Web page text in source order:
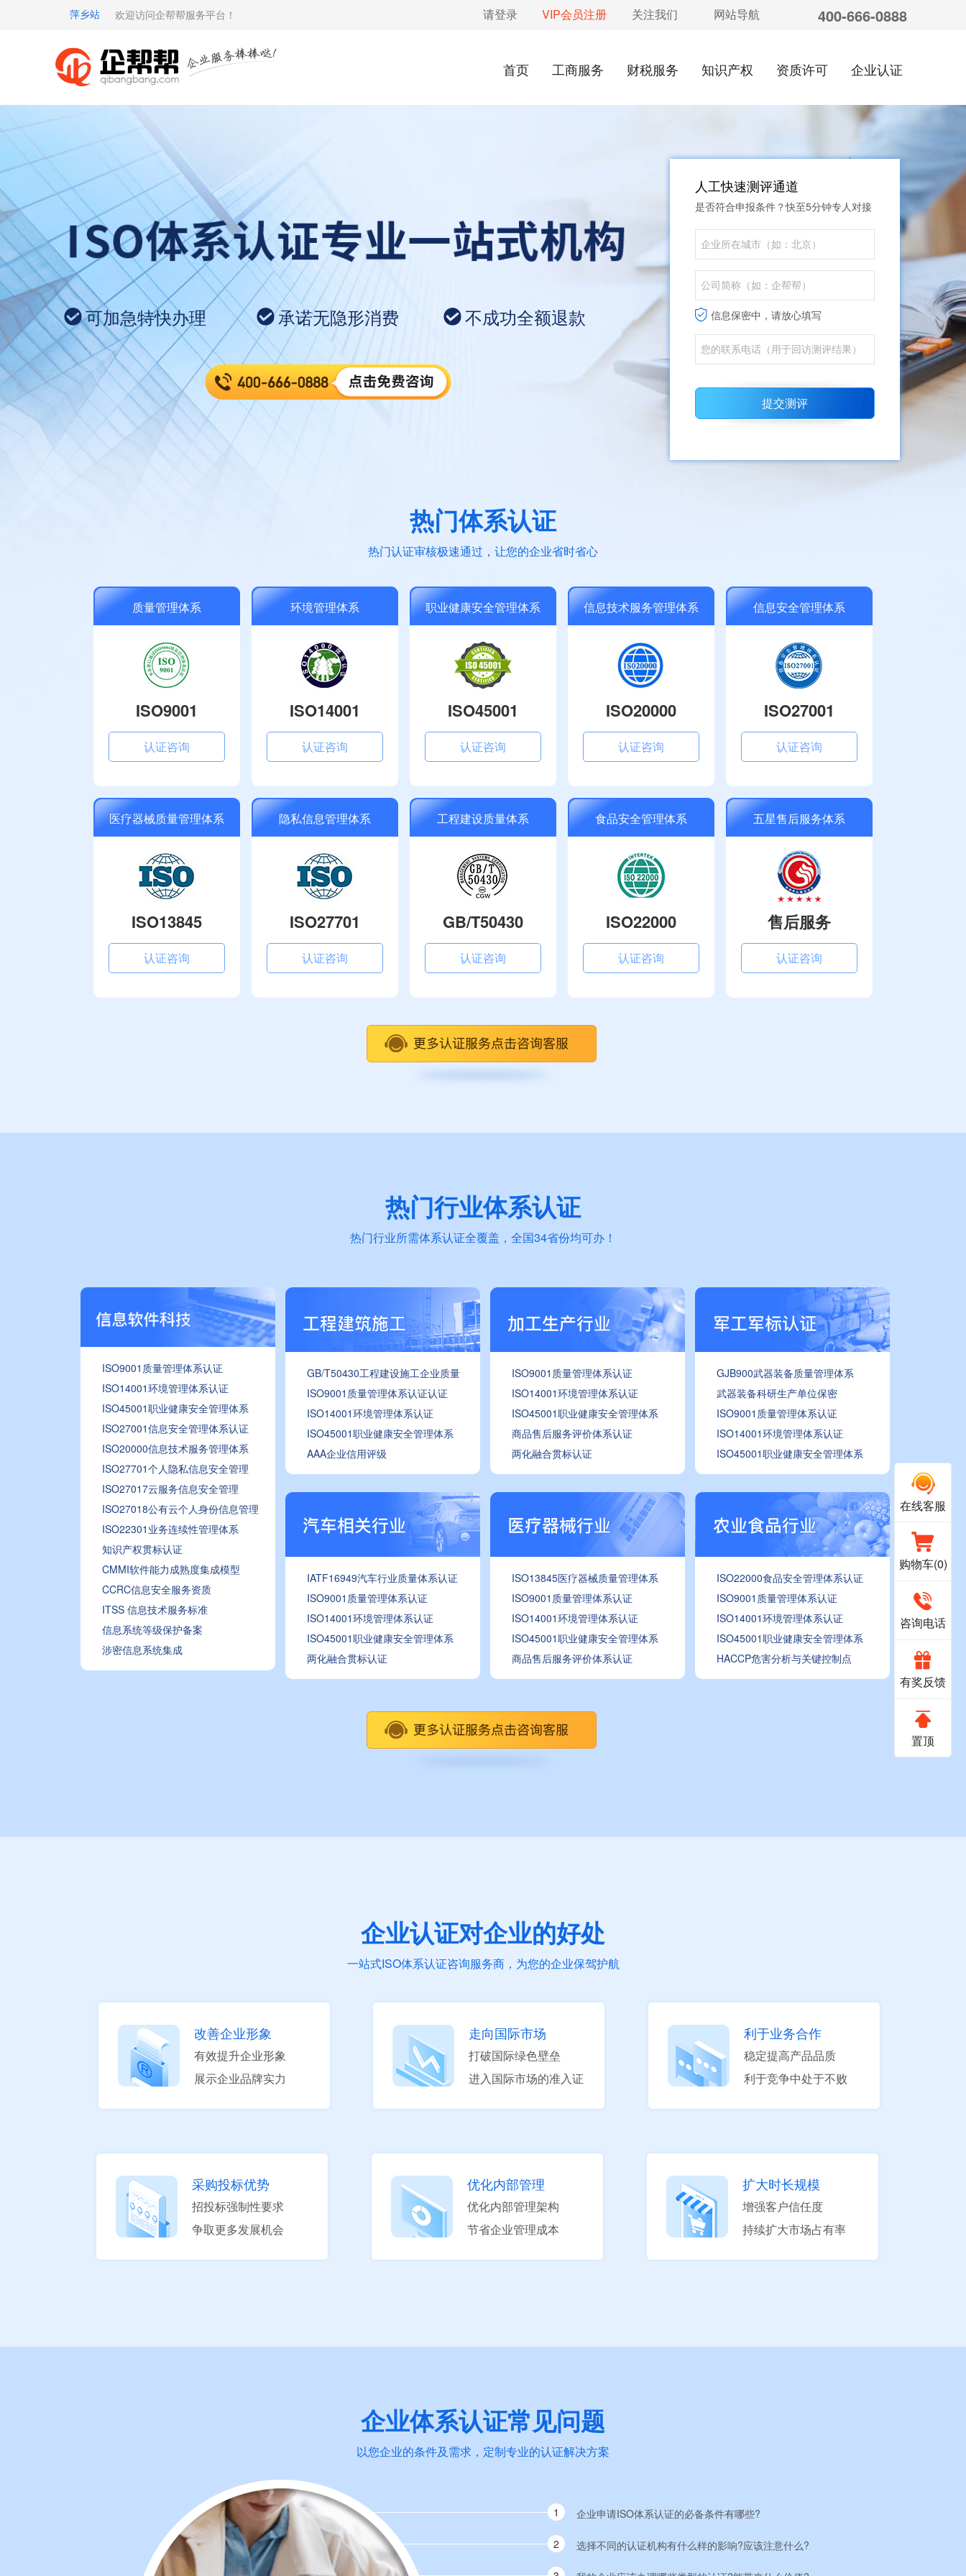
在线客服
购物车(0)
400-
666-
0888
咨询电话
谢
有奖反馈
置顶
萍乡站 欢迎访问企帮帮服务平台！ 请登录 VIP会员注册 关注我们 网站导航 400-666-0888
首页 工商服务 财税服务 知识产权 资质许可 企业认证
可加急特快办理 承诺无隐形消费 不成功全额退款
人工快速测评通道
是否符合申报条件？快至5分钟专人对接
信息保密中，请放心填写
提交测评
热门体系认证
热门认证审核极速通过，让您的企业省时省心
质量管理体系
ISO9001
认证咨询
环境管理体系
ISO14001
认证咨询
职业健康安全管理体系
ISO45001
认证咨询
信息技术服务管理体系
ISO20000
认证咨询
信息安全管理体系
ISO27001
认证咨询
医疗器械质量管理体系
ISO13845
认证咨询
隐私信息管理体系
ISO27701
认证咨询
工程建设质量体系
GB/T50430
认证咨询
食品安全管理体系
ISO22000
认证咨询
五星售后服务体系
售后服务
认证咨询
热门行业体系认证
热门行业所需体系认证全覆盖，全国34省份均可办！
ISO9001质量管理体系认证
ISO14001环境管理体系认证
ISO45001职业健康安全管理体系
ISO27001信息安全管理体系认证
ISO20000信息技术服务管理体系
ISO27701个人隐私信息安全管理
ISO27017云服务信息安全管理
ISO27018公有云个人身份信息管理
ISO22301业务连续性管理体系
知识产权贯标认证
CMMI软件能力成熟度集成模型
CCRC信息安全服务资质
ITSS 信息技术服务标准
信息系统等级保护备案
涉密信息系统集成
GB/T50430工程建设施工企业质量
ISO9001质量管理体系认证认证
ISO14001环境管理体系认证
ISO45001职业健康安全管理体系
AAA企业信用评级
ISO9001质量管理体系认证
ISO14001环境管理体系认证
ISO45001职业健康安全管理体系
商品售后服务评价体系认证
两化融合贯标认证
GJB900武器装备质量管理体系
武器装备科研生产单位保密
ISO9001质量管理体系认证
ISO14001环境管理体系认证
ISO45001职业健康安全管理体系
IATF16949汽车行业质量体系认证
ISO9001质量管理体系认证
ISO14001环境管理体系认证
ISO45001职业健康安全管理体系
两化融合贯标认证
ISO13845医疗器械质量管理体系
ISO9001质量管理体系认证
ISO14001环境管理体系认证
ISO45001职业健康安全管理体系
商品售后服务评价体系认证
ISO22000食品安全管理体系认证
ISO9001质量管理体系认证
ISO14001环境管理体系认证
ISO45001职业健康安全管理体系
HACCP危害分析与关键控制点
企业认证对企业的好处
一站式ISO体系认证咨询服务商，为您的企业保驾护航
改善企业形象
有效提升企业形象
展示企业品牌实力
走向国际市场
打破国际绿色壁垒
进入国际市场的准入证
利于业务合作
稳定提高产品品质
利于竞争中处于不败
扩大时长规模
增强客户信任度
持续扩大市场占有率
优化内部管理
优化内部管理架构
节省企业管理成本
采购投标优势
招投标强制性要求
争取更多发展机会
企业体系认证常见问题
以您企业的条件及需求，定制专业的认证解决方案
1 企业申请ISO体系认证的必备条件有哪些?
2 选择不同的认证机构有什么样的影响?应该注意什么?